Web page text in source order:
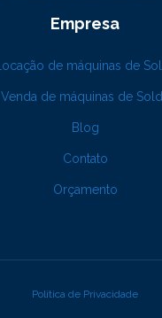
Empresa
Locação de máquinas de
Venda de máquinas de
Blog
Contato
Orçamento
Política de Privacidade